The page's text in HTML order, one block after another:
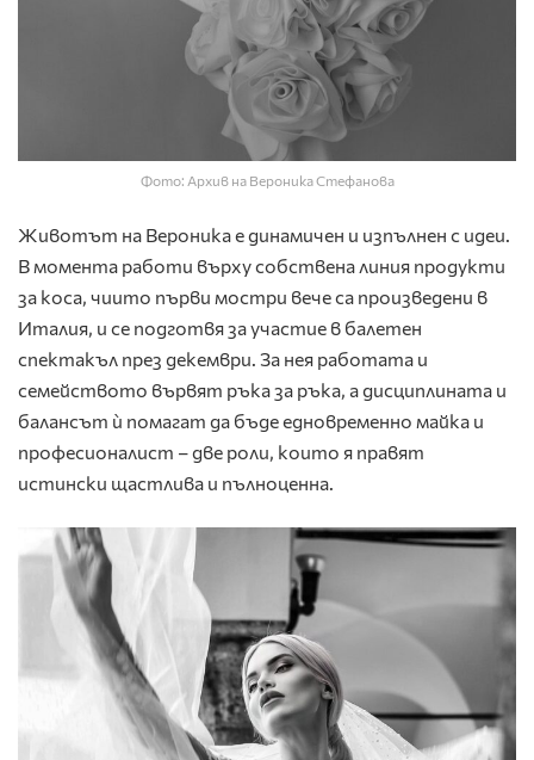
Фото: Архив на Вероника Стефанова
Животът на Вероника е динамичен и изпълнен с идеи.
В момента работи върху собствена линия продукти
за коса, чиито първи мостри вече са произведени в
Италия, и се подготвя за участие в балетен
спектакъл през декември. За нея работата и
семейството вървят ръка за ръка, а дисциплината и
балансът ѝ помагат да бъде едновременно майка и
професионалист – две роли, които я правят
истински щастлива и пълноценна.